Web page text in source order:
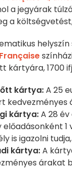
a jegyárak
a
kártyára, 1700
kártya:A 25
kedvezményes
kártya:A 28
előadásonként
is igazolni
kártya:A
árakat